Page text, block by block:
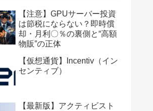
【注意】GPUサーバー投資
は節税にならない？即時償
却・月利〇％の裏側と“高額
物販”の正体
【仮想通貨】Incentiv（イン
センティブ）
【最新版】アクティビスト